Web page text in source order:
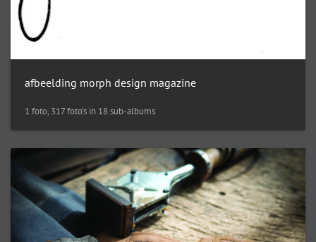
afbeelding morph design magazine
1 foto, 317 foto's in 18 sub-albums